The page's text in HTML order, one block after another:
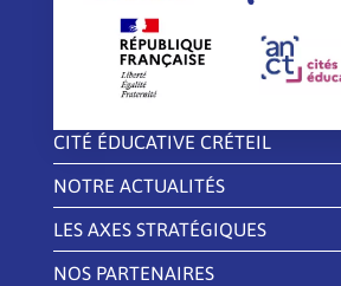
CITÉ ÉDUCATIVE CRÉTEIL
NOTRE ACTUALITÉS
LES AXES STRATÉGIQUES
NOS PARTENAIRES